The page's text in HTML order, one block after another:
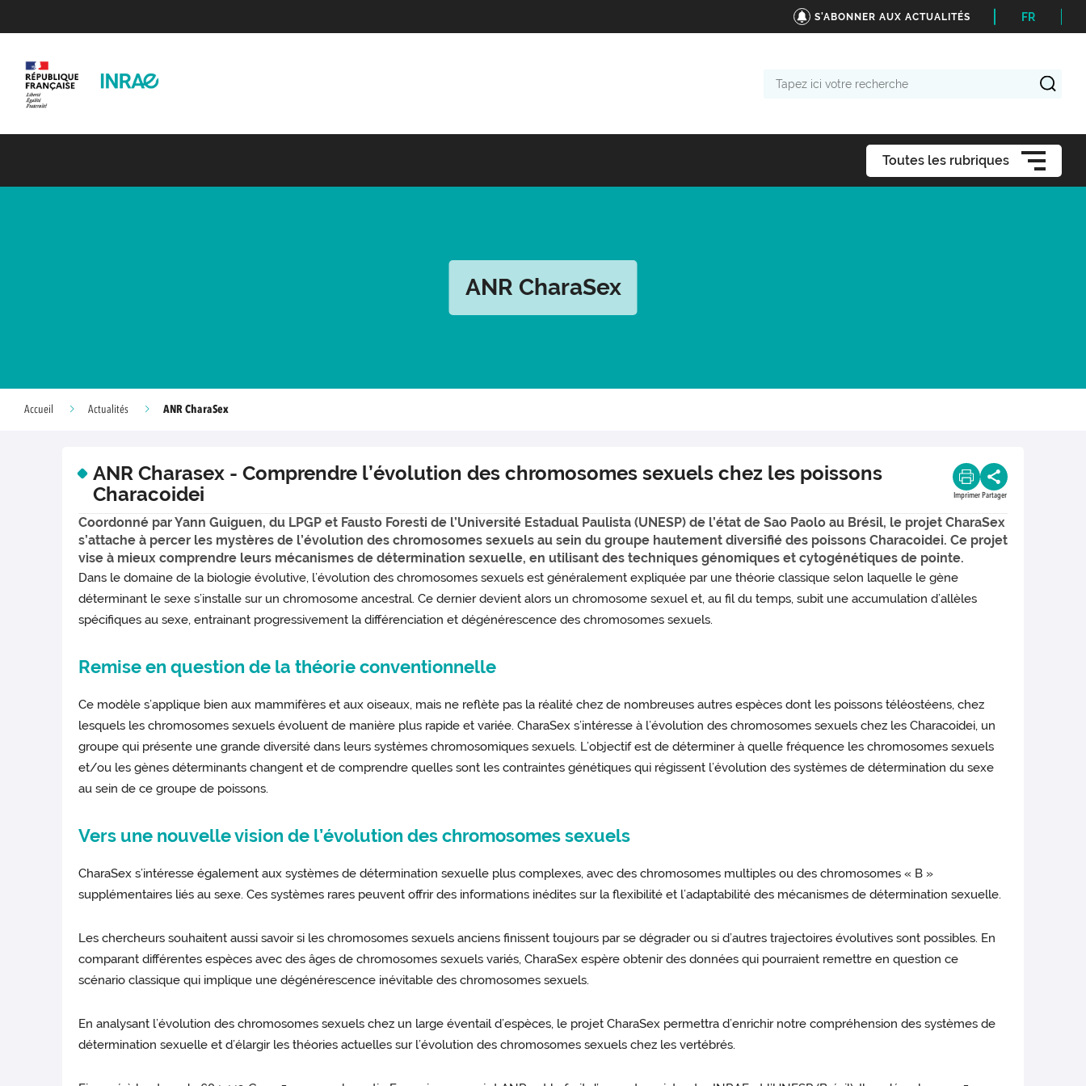
S'ABONNER AUX ACTUALITÉS FR
Toutes les rubriques
ANR CharaSex
Accueil Actualités ANR CharaSex
ANR Charasex - Comprendre l’évolution des chromosomes sexuels chez les poissons
Characoidei
Imprimer Partager
Coordonné par Yann Guiguen, du LPGP et Fausto Foresti de l’Université Estadual Paulista (UNESP) de l’état de Sao Paolo au Brésil, le projet CharaSex
s’attache à percer les mystères de l’évolution des chromosomes sexuels au sein du groupe hautement diversifié des poissons Characoidei. Ce projet
vise à mieux comprendre leurs mécanismes de détermination sexuelle, en utilisant des techniques génomiques et cytogénétiques de pointe.
Dans le domaine de la biologie évolutive, l’évolution des chromosomes sexuels est généralement expliquée par une théorie classique selon laquelle le gène
déterminant le sexe s’installe sur un chromosome ancestral. Ce dernier devient alors un chromosome sexuel et, au fil du temps, subit une accumulation d’allèles
spécifiques au sexe, entrainant progressivement la différenciation et dégénérescence des chromosomes sexuels.
Remise en question de la théorie conventionnelle
Ce modèle s’applique bien aux mammifères et aux oiseaux, mais ne reflète pas la réalité chez de nombreuses autres espèces dont les poissons téléostéens, chez
lesquels les chromosomes sexuels évoluent de manière plus rapide et variée. CharaSex s’intéresse à l’évolution des chromosomes sexuels chez les Characoidei, un
groupe qui présente une grande diversité dans leurs systèmes chromosomiques sexuels. L’objectif est de déterminer à quelle fréquence les chromosomes sexuels
et/ou les gènes déterminants changent et de comprendre quelles sont les contraintes génétiques qui régissent l’évolution des systèmes de détermination du sexe
au sein de ce groupe de poissons.
Vers une nouvelle vision de l’évolution des chromosomes sexuels
CharaSex s’intéresse également aux systèmes de détermination sexuelle plus complexes, avec des chromosomes multiples ou des chromosomes « B »
supplémentaires liés au sexe. Ces systèmes rares peuvent offrir des informations inédites sur la flexibilité et l’adaptabilité des mécanismes de détermination sexuelle.
Les chercheurs souhaitent aussi savoir si les chromosomes sexuels anciens finissent toujours par se dégrader ou si d’autres trajectoires évolutives sont possibles. En
comparant différentes espèces avec des âges de chromosomes sexuels variés, CharaSex espère obtenir des données qui pourraient remettre en question ce
scénario classique qui implique une dégénérescence inévitable des chromosomes sexuels.
En analysant l’évolution des chromosomes sexuels chez un large éventail d’espèces, le projet CharaSex permettra d’enrichir notre compréhension des systèmes de
détermination sexuelle et d’élargir les théories actuelles sur l’évolution des chromosomes sexuels chez les vertébrés.